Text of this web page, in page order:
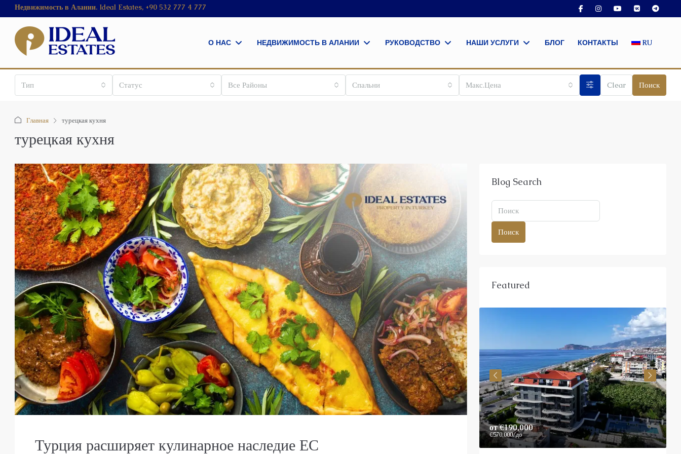
Недвижимость в Алании. Ideal Estates, +90 532 777 4 777
О НАС НЕДВИЖИМОСТЬ В АЛАНИИ РУКОВОДСТВО НАШИ УСЛУГИ БЛОГ КОНТАКТЫ RU
Тип Статус Все Районы Спальни Макс.Цена Clear Поиск
Главная турецкая кухня
турецкая кухня
Турция расширяет кулинарное наследие ЕС
Blog Search
Поиск
Featured
от€190,000
€570,000/до